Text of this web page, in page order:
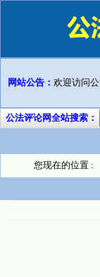
网站公告： 欢迎访问
公法评论网全站搜索：
您现在的位置 :